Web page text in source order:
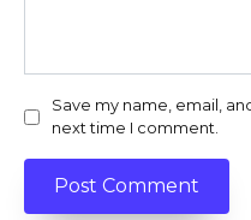
Save my name, email,
next time I comment.